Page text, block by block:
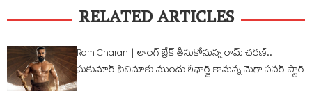
RELATED ARTICLES
Ram Charan | లాంగ్ బ్రేక్ తీసుకోనున్న రామ్ చ‌ర‌ణ్‌..
సుకుమార్ సినిమాకు ముందు రీఛార్జ్ కానున్న మెగా పవర్ స్టార్